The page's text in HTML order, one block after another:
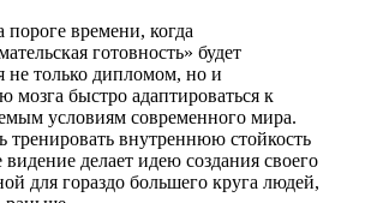
времени, когда
готовность» будет
не только дипломом, но и
мозга быстро адаптироваться к
условиям современного мира.
тренировать внутреннюю стойкость
видение делает идею создания своего
для гораздо большего круга людей,